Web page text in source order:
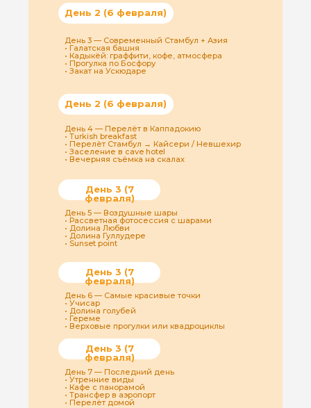
День 3 (7
февраля)
День 5 — Воздушные шары
• Рассветная фотосессия с шарами
• Долина Любви
• Долина Гуллудере
• Sunset point
День 3 (7
февраля)
День 6 — Самые красивые точки
• Учисар
• Долина голубей
• Гереме
• Верховые прогулки или квадроциклы
День 3 (7
февраля)
День 7 — Последний день
• Утренние виды
• Кафе с панорамой
• Трансфер в аэропорт
• Перелёт домой
День 2 (6 февраля)
День 3 — Современный Стамбул + Азия
• Галатская башня
• Кадыкёй: граффити, кофе, атмосфера
• Прогулка по Босфору
• Закат на Ускюдаре
День 2 (6 февраля)
День 4 — Перелёт в Каппадокию
• Turkish breakfast
• Перелёт Стамбул → Кайсери / Невшехир
• Заселение в cave hotel
• Вечерняя съёмка на скалах